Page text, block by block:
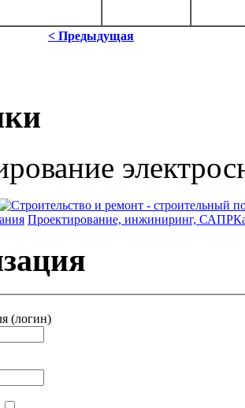
< Предыдущая
Проектирование, инжиниринг, САПР
(логин)